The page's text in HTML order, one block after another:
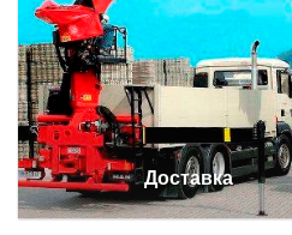
Доставка